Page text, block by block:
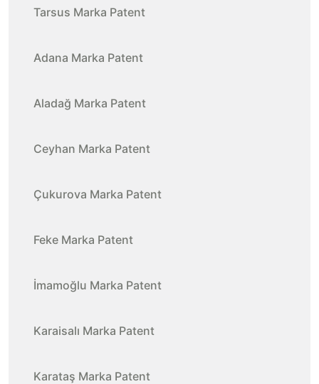
Tarsus Marka Patent
Adana Marka Patent
Aladağ Marka Patent
Ceyhan Marka Patent
Çukurova Marka Patent
Feke Marka Patent
İmamoğlu Marka Patent
Karaisalı Marka Patent
Karataş Marka Patent